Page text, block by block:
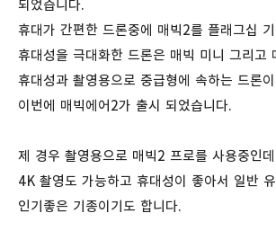
되었습니다.
휴대가 간편한 드론중에 매빅2를 플래그십
휴대성을 극대화한 드론은 매빅 미니 그리고
휴대성과 촬영용으로 중급형에 속하는 드론
이번에 매빅에어2가 출시 되었습니다.
제 경우 촬영용으로 매빅2 프로를 사용중인
4K 촬영도 가능하고 휴대성이 좋아서 일반
인기좋은 기종이기도 합니다.